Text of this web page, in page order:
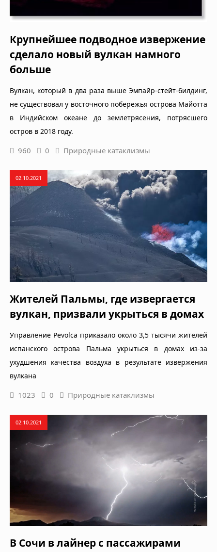
Крупнейшее подводное извержение
сделало новый вулкан намного
больше
Вулкан, который в два раза выше Эмпайр-стейт-билдинг,
не существовал у восточного побережья острова Майотта
в Индийском океане до землетрясения, потрясшего
остров в 2018 году.
960 0 Природные катаклизмы
02.10.2021
Жителей Пальмы, где извергается
вулкан, призвали укрыться в домах
Управление Pevolca приказало около 3,5 тысячи жителей
испанского острова Пальма укрыться в домах из-за
ухудшения качества воздуха в результате извержения
вулкана
1023 0 Природные катаклизмы
02.10.2021
В Сочи в лайнер с пассажирами